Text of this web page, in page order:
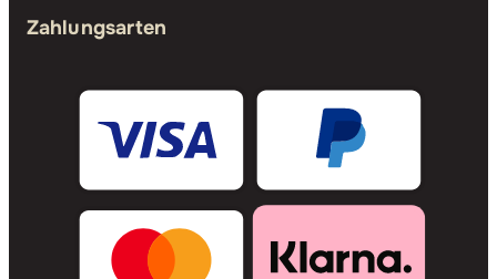
Zahlungsarten